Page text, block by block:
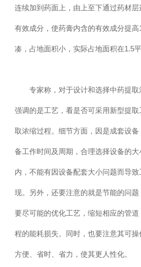
连续加到药面上，由上至下通过药材
有效成分，使药膏内含的有效成分提
凑，占地面积小，实际占地面积在1.5平
专家称，对于设计和选择中药提取
强调的是工艺，看是否可采用新型提
取浓缩过程。细节方面，因是成套设
备工作时间及周期，合理选择设备的
内，不能有因设备配套大小问题而导
现。另外，还要注意的就是节能的问题
要尽可能的优化工艺，缩短相应的管
程的能耗损失。同时，也要注意其可
方便、省时、省力，使其更人性化。